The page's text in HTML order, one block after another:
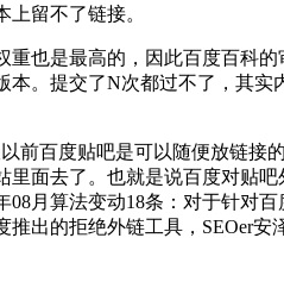
留不了链接。
也是最高的，因此百度百科
。提交了N次都过不了，其
百度贴吧是可以随便放链接
面去了。也就是说百度对贴
08月算法变动18条：对于针对
出的拒绝外链工具，SEOer